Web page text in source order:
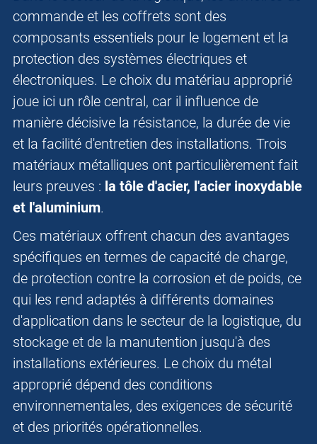
commande et les coffrets sont des
composants essentiels pour le logement et la
protection des systèmes électriques et
électroniques. Le choix du matériau approprié
joue ici un rôle central, car il influence de
manière décisive la résistance, la durée de vie
et la facilité d'entretien des installations. Trois
matériaux métalliques ont particulièrement fait
leurs preuves : la tôle d'acier, l'acier inoxydable
et l'aluminium.
Ces matériaux offrent chacun des avantages
spécifiques en termes de capacité de charge,
de protection contre la corrosion et de poids, ce
qui les rend adaptés à différents domaines
d'application dans le secteur de la logistique, du
stockage et de la manutention jusqu'à des
installations extérieures. Le choix du métal
approprié dépend des conditions
environnementales, des exigences de sécurité
et des priorités opérationnelles.